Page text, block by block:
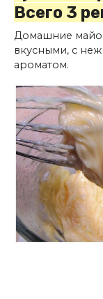
Всего 3
Домашние
вкусными, с
ароматом.